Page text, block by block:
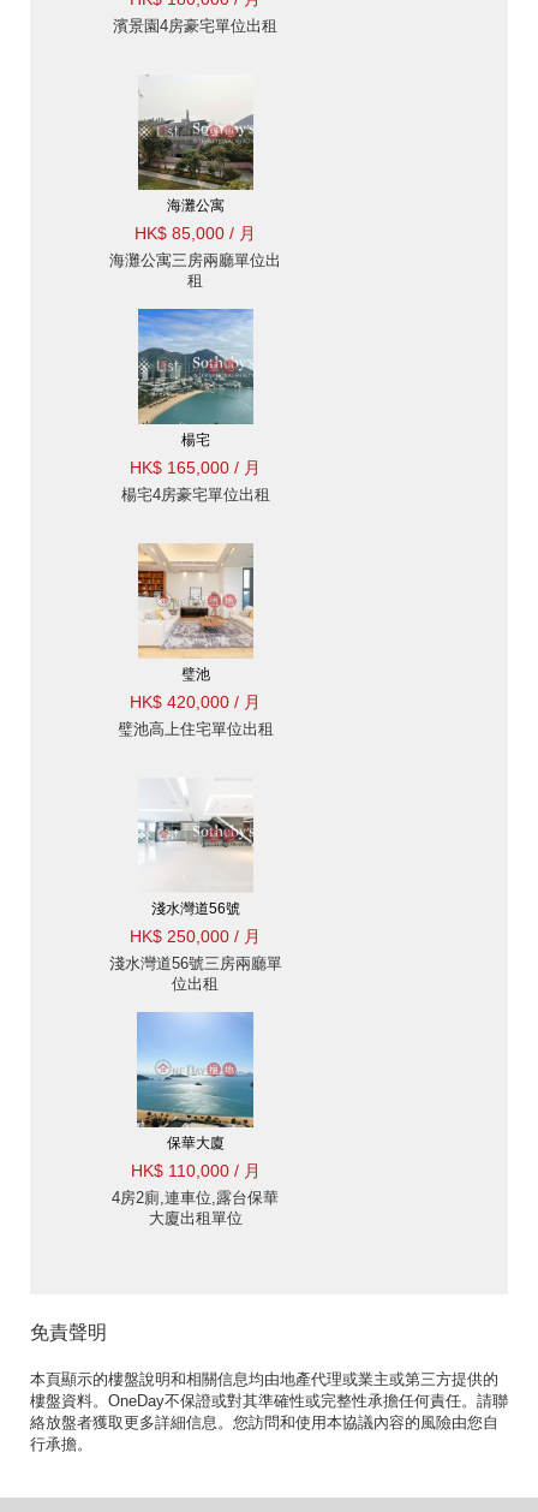
濱景園4房豪宅單位出租
海灘公寓
HK$ 85,000 / 月
海灘公寓三房兩廳單位出
租
楊宅
HK$ 165,000 / 月
楊宅4房豪宅單位出租
璧池
HK$ 420,000 / 月
璧池高上住宅單位出租
淺水灣道56號
HK$ 250,000 / 月
淺水灣道56號三房兩廳單
位出租
保華大廈
HK$ 110,000 / 月
4房2廁,連車位,露台保華
大廈出租單位
免責聲明
本頁顯示的樓盤說明和相關信息均由地產代理或業主或第三方提供的
樓盤資料。OneDay不保證或對其準確性或完整性承擔任何責任。請聯
絡放盤者獲取更多詳細信息。您訪問和使用本協議內容的風險由您自
行承擔。